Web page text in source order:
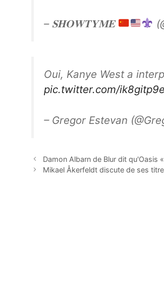
– 𝐒𝐇𝐎𝐖𝐓𝐘𝐌𝐄
Oui, Kanye West a
pic.twitter.com/
– Gregor Estevan
Damon Albarn de Blur dit qu'Oasis
Mikael Åkerfeldt discute de ses